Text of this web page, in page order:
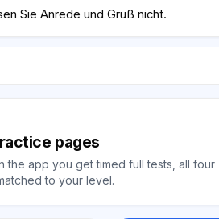
Sie Anrede und Gruß nicht.
pages
the app you get timed full tests, all four
to your level.